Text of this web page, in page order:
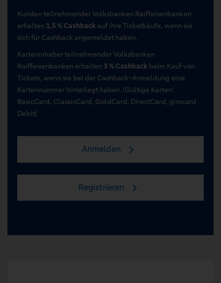
Kunden teilnehmender Volksbanken Raiffeisenbanken
erhalten 1,5 % Cashback auf ihre Ticketkäufe, wenn sie
sich für Cashback angemeldet haben.
Karteninhaber teilnehmender Volksbanken
Raiffeisenbanken erhalten 3 % Cashback beim Kauf von
Tickets, wenn sie bei der Cashback-Anmeldung eine
Kartennummer hinterlegt haben. (Gültige Karten:
BasicCard, ClassicCard, GoldCard, DirectCard, girocard
Debit)
Anmelden
Registrieren